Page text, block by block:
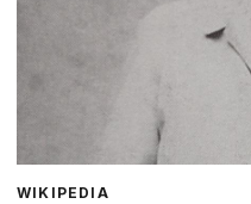
WIKIPEDIA